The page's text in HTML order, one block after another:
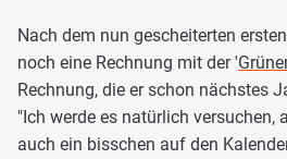
Nach dem nun gescheiterten
noch eine Rechnung mit der '
Rechnung, die er schon nächstes
"Ich werde es natürlich versuchen,
auch ein bisschen auf den